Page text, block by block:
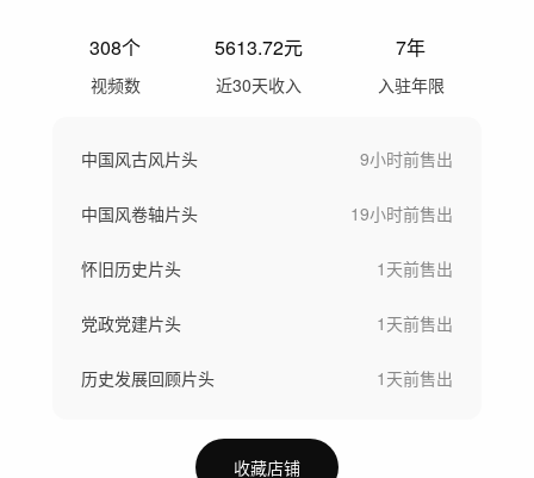
308个
视频数
5613.72元
近30天收入
7年
入驻年限
中国风古风片头 9小时前售出
中国风卷轴片头 19小时前售出
怀旧历史片头 1天前售出
党政党建片头 1天前售出
历史发展回顾片头 1天前售出
收藏店铺